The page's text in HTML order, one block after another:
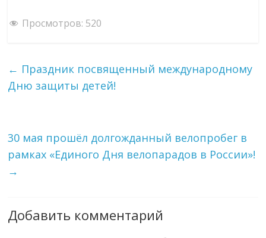
Просмотров: 520
← Праздник посвященный международному
Дню защиты детей!
30 мая прошёл долгожданный велопробег в
рамках «Единого Дня велопарадов в России»!
→
Добавить комментарий